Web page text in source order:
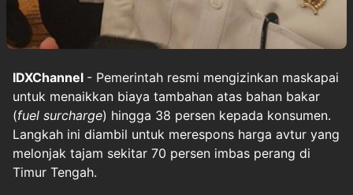
IDXChannel - Pemerintah resmi mengizinkan maskapai
untuk menaikkan biaya tambahan atas bahan bakar
(fuel surcharge) hingga 38 persen kepada konsumen.
Langkah ini diambil untuk merespons harga avtur yang
melonjak tajam sekitar 70 persen imbas perang di
Timur Tengah.